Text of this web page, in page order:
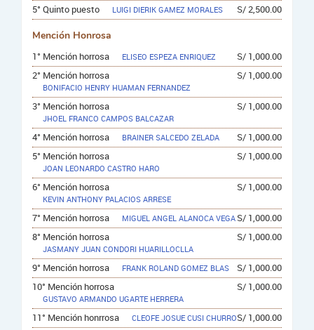
5° Quinto puesto S/ 2,500.00
LUIGI DIERIK GAMEZ MORALES
Mención Honrosa
1° Mención horrosa S/ 1,000.00
ELISEO ESPEZA ENRIQUEZ
2° Mención horrosa S/ 1,000.00
BONIFACIO HENRY HUAMAN FERNANDEZ
3° Mención horrosa S/ 1,000.00
JHOEL FRANCO CAMPOS BALCAZAR
4° Mención horrosa S/ 1,000.00
BRAINER SALCEDO ZELADA
5° Mención horrosa S/ 1,000.00
JOAN LEONARDO CASTRO HARO
6° Mención horrosa S/ 1,000.00
KEVIN ANTHONY PALACIOS ARRESE
7° Mención horrosa S/ 1,000.00
MIGUEL ANGEL ALANOCA VEGA
8° Mención horrosa S/ 1,000.00
JASMANY JUAN CONDORI HUARILLOCLLA
9° Mención horrosa S/ 1,000.00
FRANK ROLAND GOMEZ BLAS
10° Mención horrosa S/ 1,000.00
GUSTAVO ARMANDO UGARTE HERRERA
11° Mención honrrosa S/ 1,000.00
CLEOFE JOSUE CUSI CHURRO